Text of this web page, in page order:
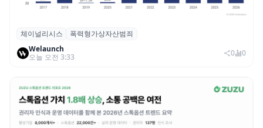
체이널리시스 “가상자산 보유자 대상 폭력
범죄 증가…상반기 탈취액 3000만 달러 돌파
체이널리시스
폭력형가상자산범죄
Welaunch
오늘 오전 3:33
0 0